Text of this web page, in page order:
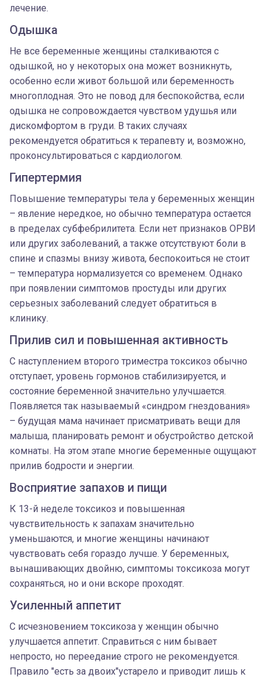
лечение.
Одышка
Не все беременные женщины сталкиваются с
одышкой, но у некоторых она может возникнуть,
особенно если живот большой или беременность
многоплодная. Это не повод для беспокойства, если
одышка не сопровождается чувством удушья или
дискомфортом в груди. В таких случаях
рекомендуется обратиться к терапевту и, возможно,
проконсультироваться с кардиологом.
Гипертермия
Повышение температуры тела у беременных женщин
– явление нередкое, но обычно температура остается
в пределах субфебрилитета. Если нет признаков ОРВИ
или других заболеваний, а также отсутствуют боли в
спине и спазмы внизу живота, беспокоиться не стоит
– температура нормализуется со временем. Однако
при появлении симптомов простуды или других
серьезных заболеваний следует обратиться в
клинику.
Прилив сил и повышенная активность
С наступлением второго триместра токсикоз обычно
отступает, уровень гормонов стабилизируется, и
состояние беременной значительно улучшается.
Появляется так называемый «синдром гнездования»
– будущая мама начинает присматривать вещи для
малыша, планировать ремонт и обустройство детской
комнаты. На этом этапе многие беременные ощущают
прилив бодрости и энергии.
Восприятие запахов и пищи
К 13-й неделе токсикоз и повышенная
чувствительность к запахам значительно
уменьшаются, и многие женщины начинают
чувствовать себя гораздо лучше. У беременных,
вынашивающих двойню, симптомы токсикоза могут
сохраняться, но и они вскоре проходят.
Усиленный аппетит
С исчезновением токсикоза у женщин обычно
улучшается аппетит. Справиться с ним бывает
непросто, но переедание строго не рекомендуется.
Правило "есть за двоих"устарело и приводит лишь к